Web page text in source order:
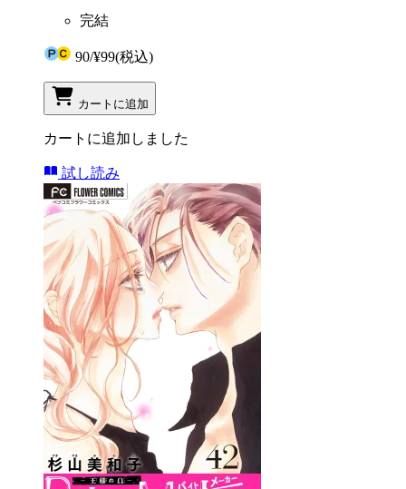
完結
90/¥99(税込)
カートに追加
カートに追加しました
試し読み